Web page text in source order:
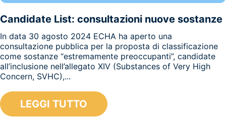
Candidate List: consultazioni nuove sostanze
In data 30 agosto 2024 ECHA ha aperto una
consultazione pubblica per la proposta di classificazione
come sostanze “estremamente preoccupanti”, candidate
all’inclusione nell’allegato XIV (Substances of Very High
Concern, SVHC),...
LEGGI TUTTO